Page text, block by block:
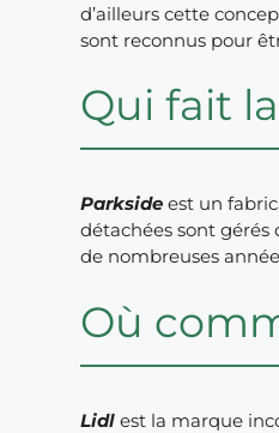
d’ailleurs cette
sont reconnus pour
Qui fait
Parkside est un
détachées sont
de nombreuses
Où
Lidl est la marque